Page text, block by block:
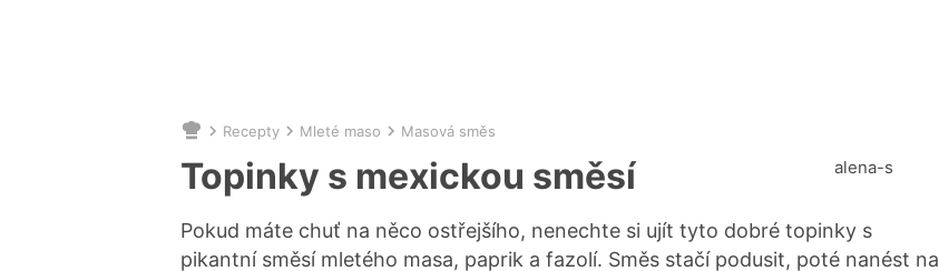
Nacházíte
se
zde:
Recepty Mleté maso Masová směs
Topinky s mexickou směsí
Pokud máte chuť na něco ostřejšího, nenechte si ujít tyto dobré topinky s
pikantní směsí mletého masa, paprik a fazolí. Směs stačí podusit, poté nanést na
alena-s